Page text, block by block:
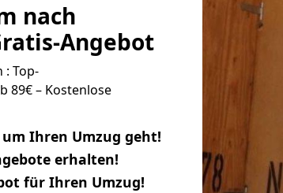
nach
Angebot
: Top-
89€ – Kostenlose
Ihren Umzug geht!
erhalten!
für Ihren Umzug!